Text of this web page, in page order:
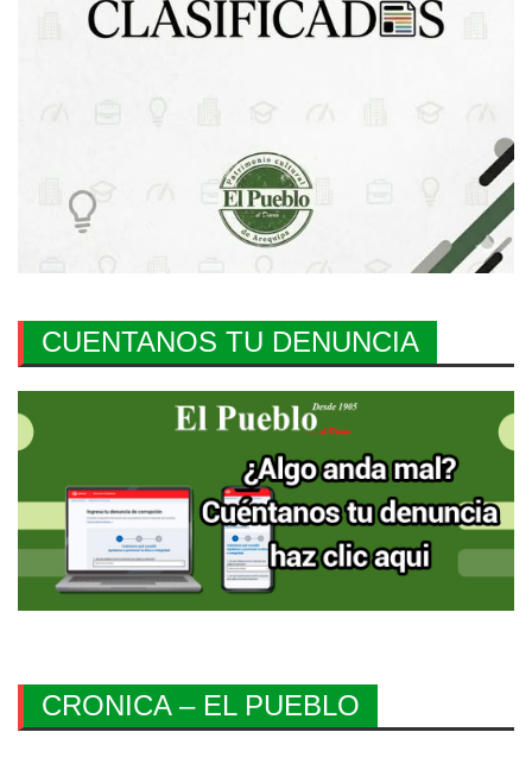
CUENTANOS TU DENUNCIA
CRONICA – EL PUEBLO